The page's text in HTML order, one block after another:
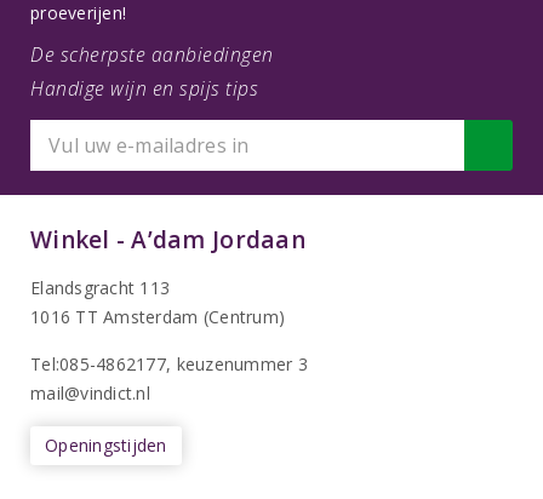
proeverijen!
De scherpste aanbiedingen
Handige wijn en spijs tips
Winkel - A’dam Jordaan
Elandsgracht 113
1016 TT Amsterdam (Centrum)
Tel:085-4862177, keuzenummer 3
mail@vindict.nl
Openingstijden